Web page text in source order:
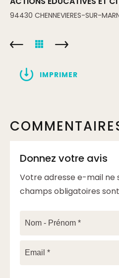
94430 CHENNEVIERES-SUR-
IMPRIMER
Donnez votre avis
Votre adresse e-mail ne
champs obligatoires